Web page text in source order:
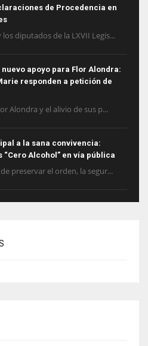
de Procedencia en
diputados de la LXVII Legis...
apoyo para Flor Alondra:
responden a petición de
Alondra y el alivio de sus p...
a la sana convivencia:
Alcohol” en vía pública
preservar el orden, la segur...